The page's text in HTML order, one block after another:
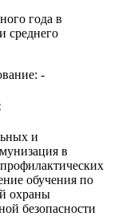
года в
среднего
-
и
в
обучения по
охраны
безопасности